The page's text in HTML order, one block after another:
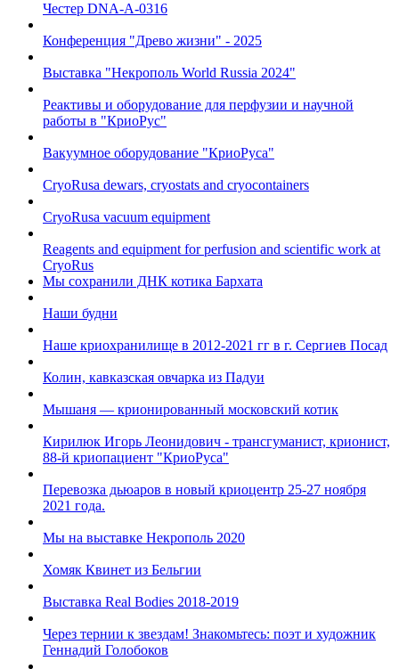
Честер DNA-A-0316
Конференция "Древо жизни" - 2025
Выставка "Некрополь World Russia 2024"
Реактивы и оборудование для перфузии и научной
работы в "КриоРус"
Вакуумное оборудование "КриоРуса"
CryoRusa dewars, cryostats and cryocontainers
CryoRusa vacuum equipment
Reagents and equipment for perfusion and scientific work at
CryoRus
Мы сохранили ДНК котика Бархата
Наши будни
Наше криохранилище в 2012-2021 гг в г. Сергиев Посад
Колин, кавказская овчарка из Падуи
Мышаня — крионированный московский котик
Кирилюк Игорь Леонидович - трансгуманист, крионист,
88-й криопациент "КриоРуса"
Перевозка дьюаров в новый криоцентр 25-27 ноября
2021 года.
Мы на выставке Некрополь 2020
Хомяк Квинет из Бельгии
Выставка Real Bodies 2018-2019
Через тернии к звездам! Знакомьтесь: поэт и художник
Геннадий Голобоков